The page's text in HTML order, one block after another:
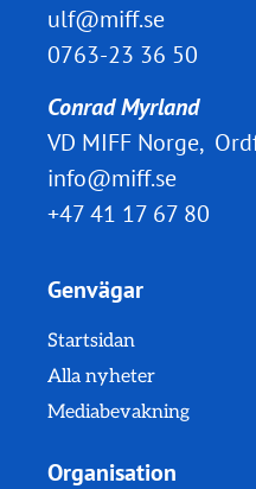
ulf@miff.se
0763-23 36 50
Conrad Myrland
VD MIFF Norge,
info@miff.se
+47 41 17 67 80
Genvägar
Startsidan
Alla nyheter
Mediabevakning
Organisation